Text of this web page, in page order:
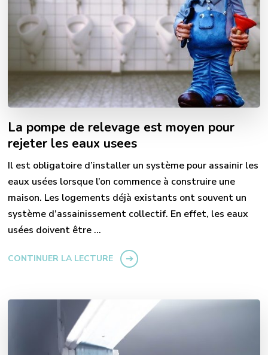
La pompe de relevage est moyen pour
rejeter les eaux usees
Il est obligatoire d’installer un système pour assainir les
eaux usées lorsque l’on commence à construire une
maison. Les logements déjà existants ont souvent un
système d’assainissement collectif. En effet, les eaux
usées doivent être …
CONTINUER LA LECTURE